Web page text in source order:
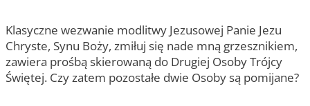
Klasyczne wezwanie modlitwy Jezusowej Panie Jezu
Chryste, Synu Boży, zmiłuj się nade mną grzesznikiem,
zawiera prośbą skierowaną do Drugiej Osoby Trójcy
Świętej. Czy zatem pozostałe dwie Osoby są pomijane?